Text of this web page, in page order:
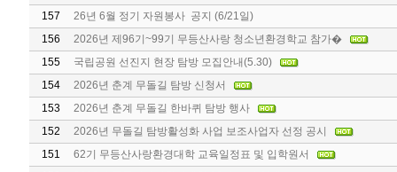
157
26년 6월 정기 자원봉사 공지 (6/21일)
156
2026년 제96기~99기 무등산사랑 청소년환경학교 참가�
155
국립공원 선진지 현장 탐방 모집안내(5.30)
154
2026년 춘계 무돌길 탐방 신청서
153
2026년 춘계 무돌길 한바퀴 탐방 행사
152
2026년 무돌길 탐방활성화 사업 보조사업자 선정 공시
151
62기 무등산사랑환경대학 교육일정표 및 입학원서